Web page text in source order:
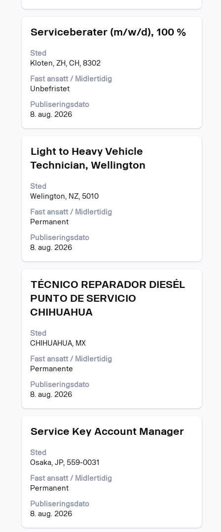
Tittel
Serviceberater (m/w/d), 100 %
Sted
Kloten, ZH, CH, 8302
Fast ansatt / Midlertidig
Unbefristet
Publiseringsdato
8. aug. 2026
Velg
mellomromstasten
for
vise
det
innholdet
i
jobbinformasjonen.
Tittel
Light to Heavy Vehicle
Technician, Wellington
Sted
Welington, NZ, 5010
Fast ansatt / Midlertidig
Permanent
Publiseringsdato
8. aug. 2026
Velg
med
mellomromstasten
å
vise
det
fullstendige
i
jobbinformasjonen.
Tittel
TÉCNICO REPARADOR DIESÉL
PUNTO DE SERVICIO
CHIHUAHUA
Sted
CHIHUAHUA, MX
Fast ansatt / Midlertidig
Permanente
Publiseringsdato
8. aug. 2026
Velg
mellomromstasten
for
vise
det
innholdet
i
jobbinformasjonen.
Tittel
Service Key Account Manager
Sted
Osaka, JP, 559-0031
Fast ansatt / Midlertidig
Permanent
Publiseringsdato
8. aug. 2026
Velg
mellomromstasten
for
vise
det
innholdet
i
jobbinformasjonen.